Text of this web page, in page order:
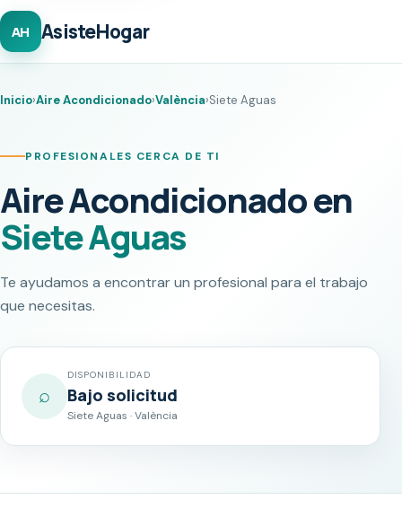
AH AsisteHogar
Inicio›Aire Acondicionado›València›Siete Aguas
PROFESIONALES CERCA DE TI
Aire Acondicionado en
Siete Aguas
Te ayudamos a encontrar un profesional para el trabajo
que necesitas.
⌕
DISPONIBILIDAD
Bajo solicitud
Siete Aguas · València